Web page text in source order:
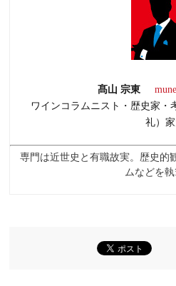
髙山 宗東
ワインコラムニスト・歴史家・
礼）
専門は近世史と有職故実。歴史的
ムなどを執